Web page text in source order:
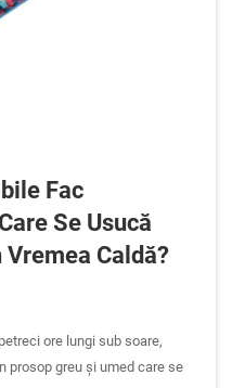
Fac
Se Usucă
Caldă?
ore lungi sub soare,
prosop greu și umed care se